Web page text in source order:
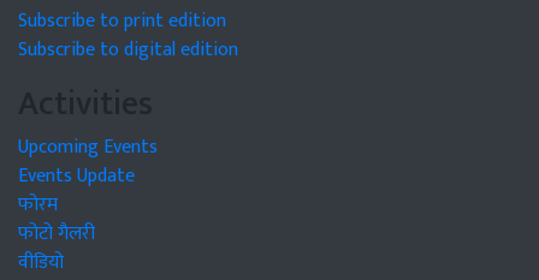
Subscribe to print edition
Subscribe to digital edition
Activities
Upcoming Events
Events Update
फोरम
फोटो गैलरी
वीडियो